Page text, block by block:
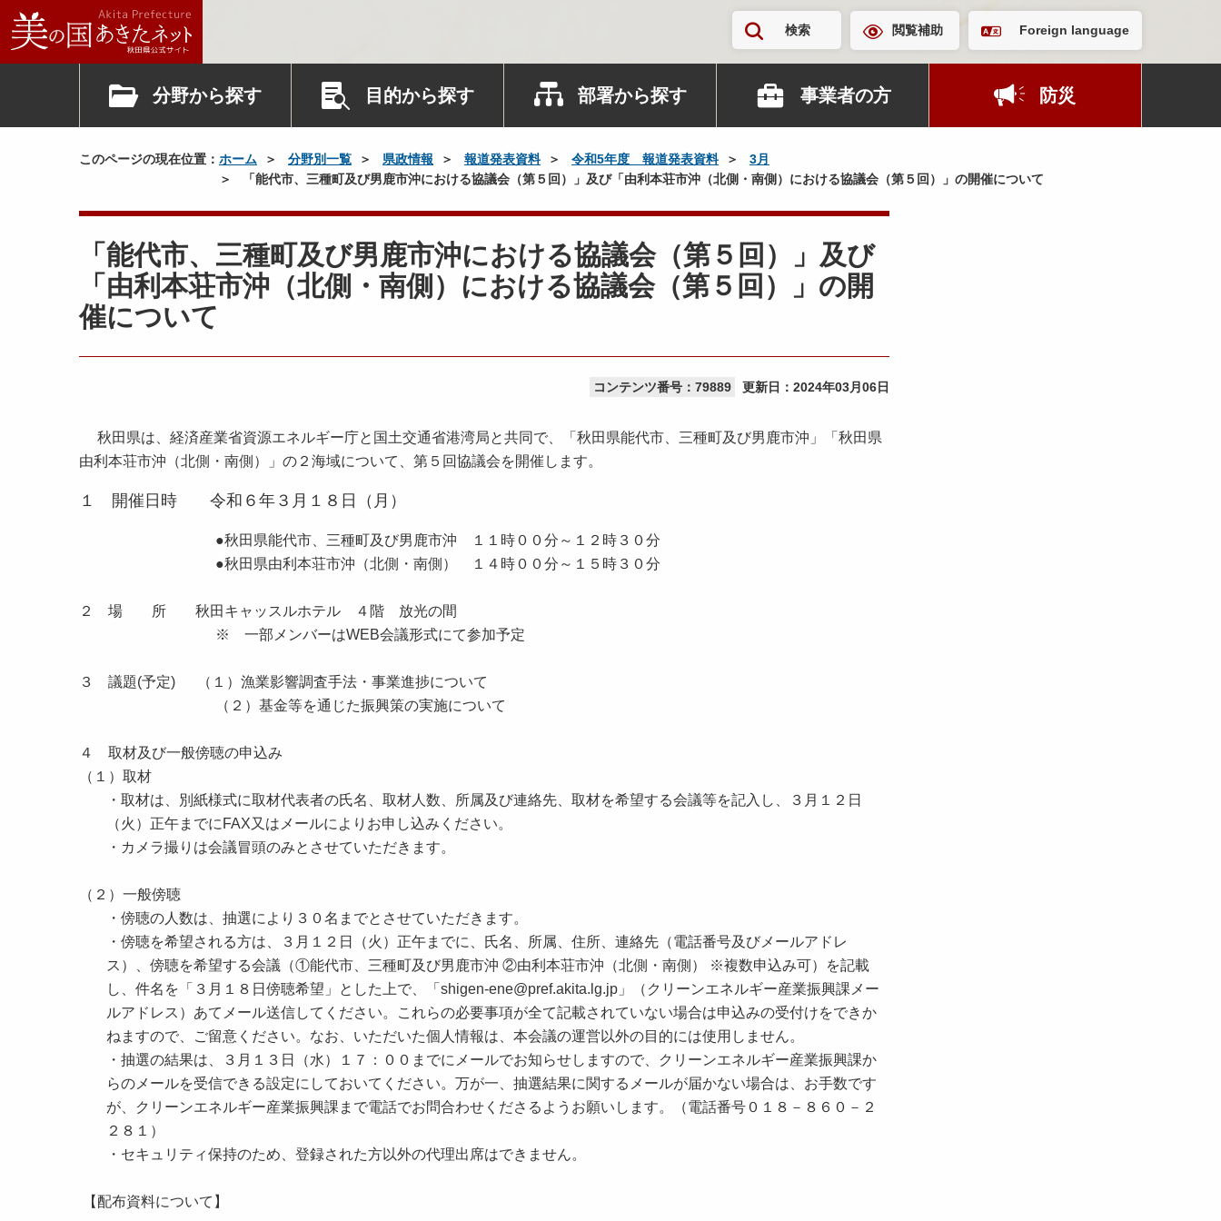
検索 閲覧補助 Foreign language
分野から探す 目的から探す 部署から探す 事業者の方 防災
このページの現在位置： ホーム 分野別一覧 県政情報 報道発表資料 令和5年度 報道発表資料
3月
「能代市、三種町及び男鹿市沖における協議会（第５回）」及び「由利本荘市沖（北側・南側）における協議会（第５回）」の開催について
「能代市、三種町及び男鹿市沖における協議会（第５回）」及び
「由利本荘市沖（北側・南側）における協議会（第５回）」の開
催について
コンテンツ番号：79889 更新日： 2024年03月06日
秋田県は、経済産業省資源エネルギー庁と国土交通省港湾局と共同で、「秋田県能代市、三種町及び男鹿市沖」「秋田県
由利本荘市沖（北側・南側）」の２海域について、第５回協議会を開催します。
１ 開催日時 令和６年３月１８日（月）
●秋田県能代市、三種町及び男鹿市沖 １１時００分～１２時３０分
●秋田県由利本荘市沖（北側・南側） １４時００分～１５時３０分
２ 場 所 秋田キャッスルホテル ４階 放光の間
※ 一部メンバーはWEB会議形式にて参加予定
３ 議題(予定) （１）漁業影響調査手法・事業進捗について
（２）基金等を通じた振興策の実施について
４ 取材及び一般傍聴の申込み
（１）取材
・取材は、別紙様式に取材代表者の氏名、取材人数、所属及び連絡先、取材を希望する会議等を記入し、３月１２日
（火）正午までにFAX又はメールによりお申し込みください。
・カメラ撮りは会議冒頭のみとさせていただきます。
（２）一般傍聴
・傍聴の人数は、抽選により３０名までとさせていただきます。
・傍聴を希望される方は、３月１２日（火）正午までに、氏名、所属、住所、連絡先（電話番号及びメールアドレ
ス）、傍聴を希望する会議（①能代市、三種町及び男鹿市沖 ②由利本荘市沖（北側・南側） ※複数申込み可）を記載
し、件名を「３月１８日傍聴希望」とした上で、「shigen-ene@pref.akita.lg.jp」（クリーンエネルギー産業振興課メー
ルアドレス）あてメール送信してください。これらの必要事項が全て記載されていない場合は申込みの受付けをできか
ねますので、ご留意ください。なお、いただいた個人情報は、本会議の運営以外の目的には使用しません。
・抽選の結果は、３月１３日（水）１７：００までにメールでお知らせしますので、クリーンエネルギー産業振興課か
らのメールを受信できる設定にしておいてください。万が一、抽選結果に関するメールが届かない場合は、お手数です
が、クリーンエネルギー産業振興課まで電話でお問合わせくださるようお願いします。（電話番号０１８－８６０－２
２８１）
・セキュリティ保持のため、登録された方以外の代理出席はできません。
【配布資料について】